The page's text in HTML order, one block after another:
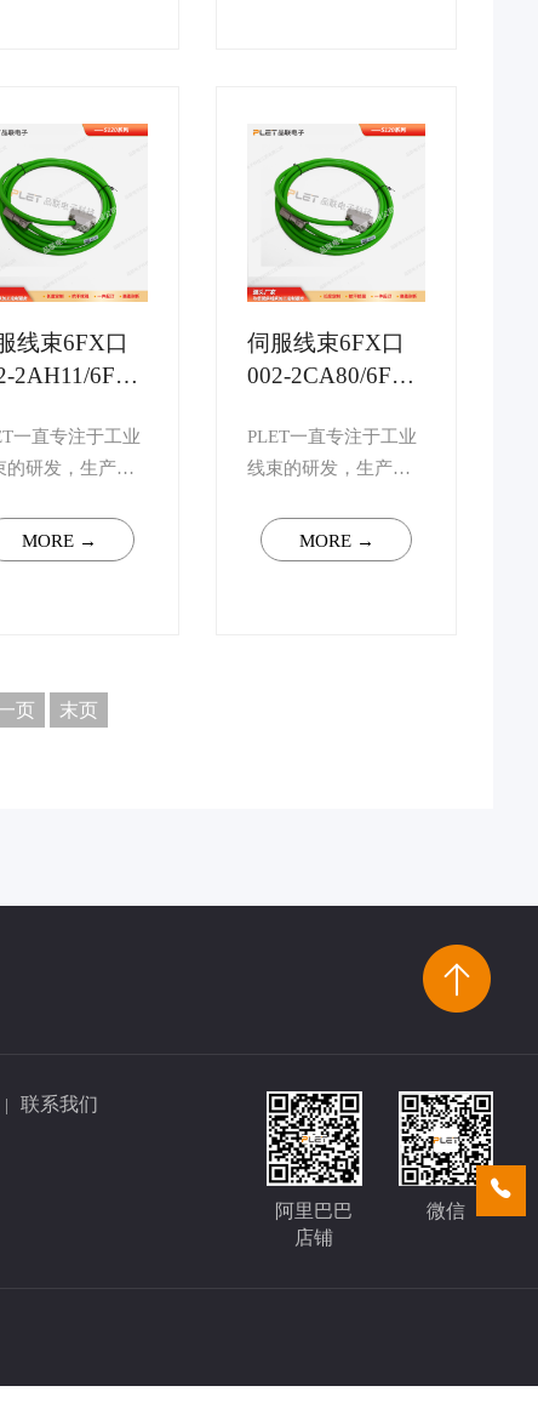
线束6FX口
2AH11/6FX
一直专注于工业
的研发，生产，
身定制S120系列
. 如您有任何技术
对一解答。 ...
MORE →
伺服线束6FX口
002-2CA80/6FX
PLET一直专注于工业
线束的研发，生产，
求量身定制S120系列
线束. 如您有任何技术
MORE →
页 末页
| 联系我们
阿里巴巴
店铺
微信